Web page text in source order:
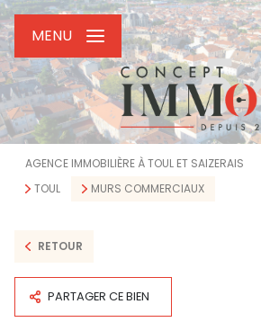
MENU
AGENCE IMMOBILIÈRE À TOUL ET SAIZERAIS
TOUL
MURS COMMERCIAUX
RETOUR
PARTAGER CE BIEN